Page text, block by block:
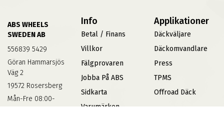
ABS WHEELS
SWEDEN AB
556839 5429
Göran Hammarsjös
Väg 2
19572 Rosersberg
Mån-Fre 08:00-
Info
Betal / Finans
Villkor
Fälgprovaren
Jobba På ABS
Sidkarta
Varumärken
Applikationer
Däckväljare
Däckomvandlare
Press
TPMS
Offroad Däck